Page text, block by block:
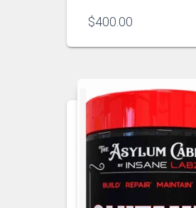
$400.00